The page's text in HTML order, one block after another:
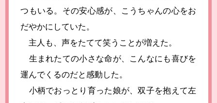
つもいる。その安心感が、こうちゃんの心をお
だやかにしていた。
主人も、声をたてて笑うことが増えた。
生まれたての小さな命が、こんなにも喜びを
運んでくるのだと感動した。
小柄でおっとり育った娘が、双子を抱えて左